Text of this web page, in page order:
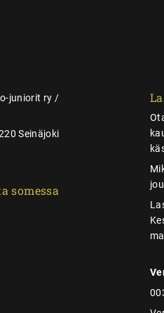
juniorit ry /
Seinäjoki
somessa